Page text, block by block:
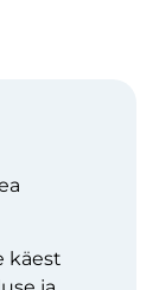
käest